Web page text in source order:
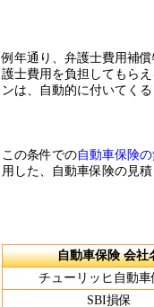
例年通り、弁護士費用補
護士費用を負担してもら
ンは、自動的に付いてく
この条件での自動車保険
用した、自動車保険の見
自動車保険 会社
チューリッヒ自動車
SBI損保